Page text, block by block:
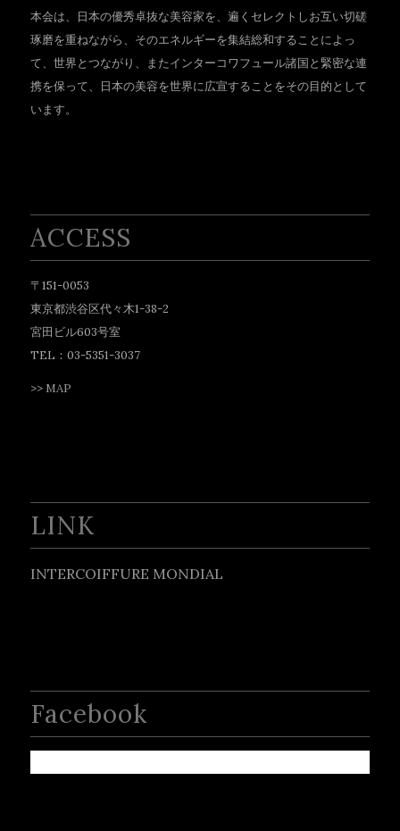
本会は、日本の優秀卓抜な美容家を、遍くセレクトしお互い切磋
琢磨を重ねながら、そのエネルギーを集結総和することによっ
て、世界とつながり、またインターコワフュール諸国と緊密な連
携を保って、日本の美容を世界に広宣することをその目的として
います。
ACCESS
〒151-0053
東京都渋谷区代々木1-38-2
宮田ビル603号室
TEL：03-5351-3037
>> MAP
LINK
INTERCOIFFURE MONDIAL
Facebook